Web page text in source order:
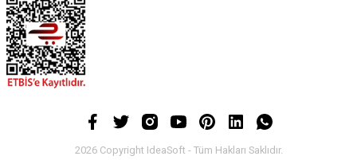
2026 Copyright IdeaSoft - Tüm Hakları Saklıdır.